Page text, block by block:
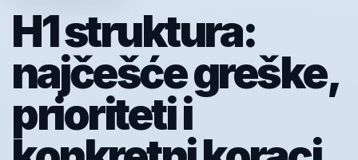
H1 struktura:
najčešće greške,
prioriteti i